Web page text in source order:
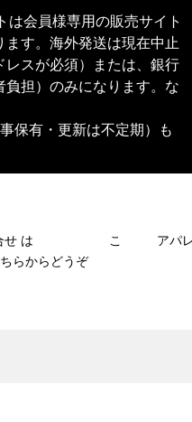
会員様専用の販売サイト
す。海外発送は現在中止
レスが必須）または、銀行
担）のみになります。な
保有・更新は不定期）も
合せ は こ
ちらからどうぞ
アパ